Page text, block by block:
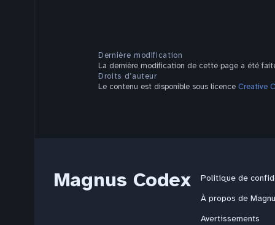
Dernière modification
La dernière modification de cette page a été
Droits d’auteur
Le contenu est disponible sous licence Creative
Magnus Codex
Politique de
À propos de
Avertissements